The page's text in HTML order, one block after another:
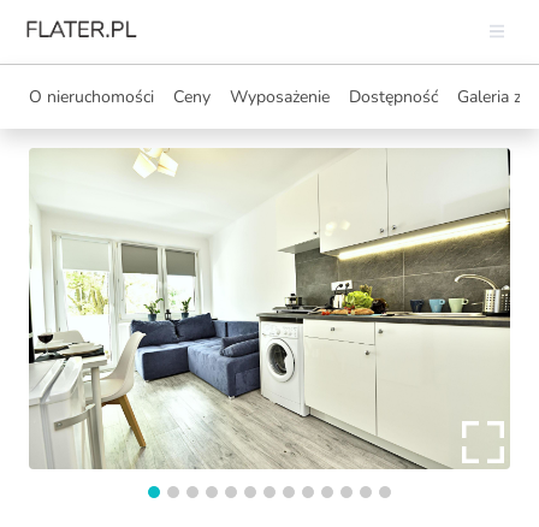
O nieruchomości Ceny Wyposażenie Dostępność Galeria